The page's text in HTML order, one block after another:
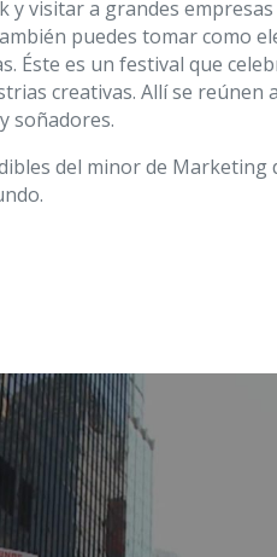
y visitar a grandes
puedes tomar como
Éste es un festival que
creativas. Allí se
soñadores.
del minor de